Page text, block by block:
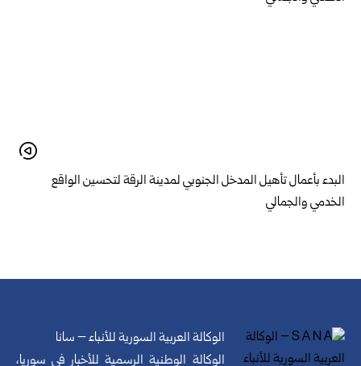
البدء بأعمال تأهيل المدخل الجنوبي لمدينة الرقة لتحسين الواقع
الخدمي والجمالي
الوكالة العربية السورية للأنباء – سانا
الوكالة الوطنية الرسمية للأخبار في سوريا،